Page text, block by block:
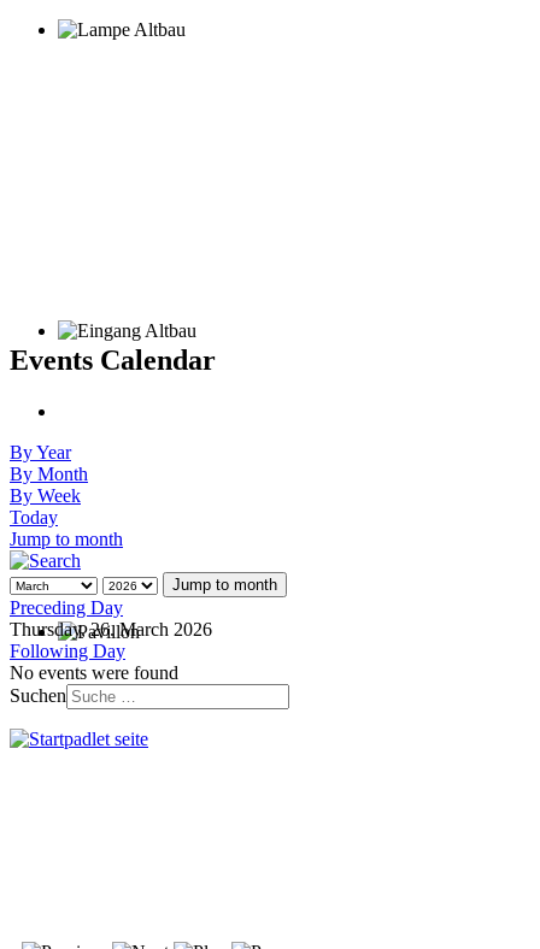
Events Calendar
By Year
By Month
By Week
Today
Jump to month
Jump to month
Preceding Day
Thursday, 26. March 2026
Following Day
No events were found
Suchen